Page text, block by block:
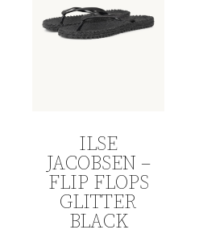
ILSE
JACOBSEN –
FLIP FLOPS
GLITTER
BLACK